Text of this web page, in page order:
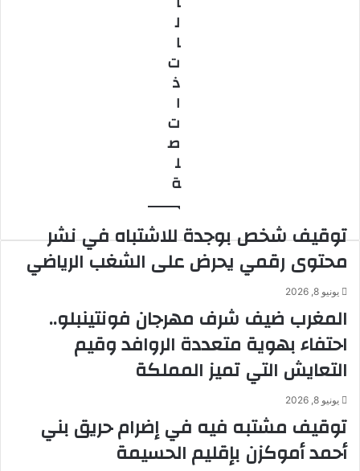
ل
ا
ت
ذ
ا
ت
ص
ل
ة
توقيف شخص بوجدة للاشتباه في نشر
محتوى رقمي يحرض على الشغب الرياضي
يونيو 8, 2026
المغرب ضيف شرف مهرجان فونتينبلو..
احتفاء بهوية متعددة الروافد وقيم
التعايش التي تميز المملكة
يونيو 8, 2026
توقيف مشتبه فيه في إضرام حريق بني
أحمد أموكزن بإقليم الحسيمة